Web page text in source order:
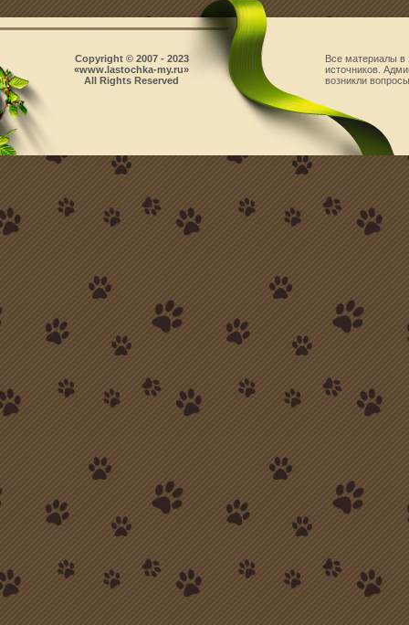
Все материалы в
источников.
возникли
Copyright © 2007 - 2023
«www.lastochka-my.ru»
All Rights Reserved